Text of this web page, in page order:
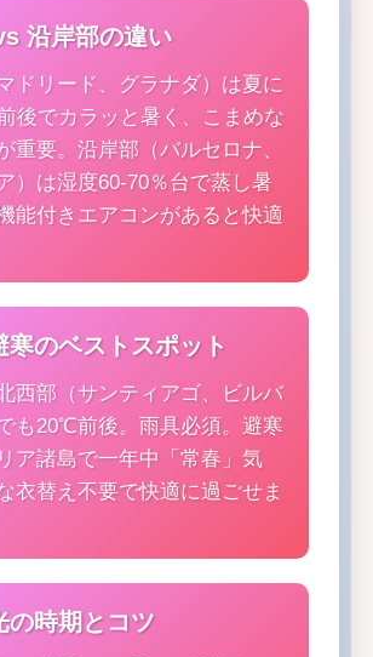
沿岸部の違い
ドリード、グラナダ）は夏に
後でカラッと暑く、こまめな
重要。沿岸部（バルセロナ、
）は湿度60-70％台で蒸し暑
能付きエアコンがあると快適
寒のベストスポット
西部（サンティアゴ、ビルバ
も20℃前後。雨具必須。避寒
ア諸島で一年中「常春」気
衣替え不要で快適に過ごせま
の時期とコツ